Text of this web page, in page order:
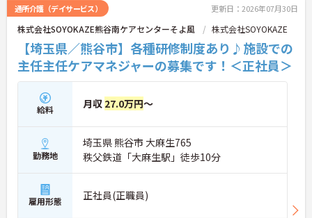
通所介護（デイサービス） 更新日：2026年07月30日
株式会社SOYOKAZE熊谷南ケアセンターそよ風 株式会社SOYOKAZE
【埼玉県／熊谷市】各種研修制度あり♪施設での
主任主任ケアマネジャーの募集です！＜正社員＞
給料 月収 27.0万円～
勤務地
埼玉県 熊谷市 大麻生765
秩父鉄道「大麻生駅」徒歩10分
雇用形態 正社員(正職員)